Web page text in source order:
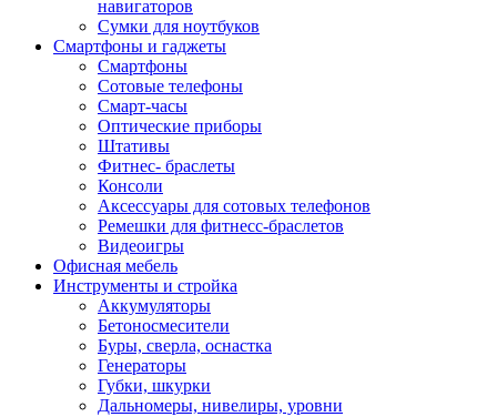
навигаторов
Сумки для ноутбуков
Смартфоны и гаджеты
Смартфоны
Сотовые телефоны
Смарт-часы
Оптические приборы
Штативы
Фитнес- браслеты
Консоли
Аксессуары для сотовых телефонов
Ремешки для фитнесс-браслетов
Видеоигры
Офисная мебель
Инструменты и стройка
Аккумуляторы
Бетоносмесители
Буры, сверла, оснастка
Генераторы
Губки, шкурки
Дальномеры, нивелиры, уровни